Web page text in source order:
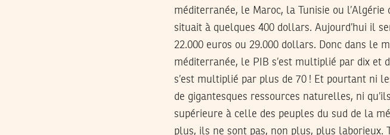
méditerranée, le Maroc, la Tunisie ou
situait à quelques 400 dollars. Aujourd’hui il
22.000 euros ou 29.000 dollars. Donc dans le
méditerranée, le PIB s’est multiplié par dix et
s’est multiplié par plus de 70 ! Et pourtant ni
de gigantesques ressources naturelles, ni
supérieure à celle des peuples du sud de la
plus, ils ne sont pas, non plus, plus